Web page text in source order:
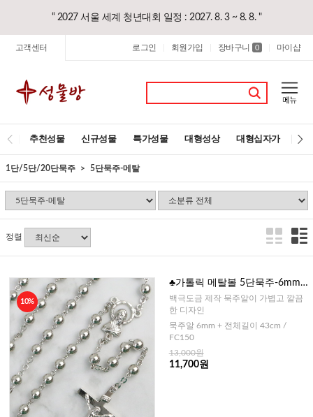
“ 2027 서울 세계 청년대회 일정 : 2027. 8. 3 ~ 8. 8. "
고객센터 로그인 회원가입 장바구니 0 마이샵
추천성물 신규성물 특가성물 대형성상 대형십자가 레
1단/5단/20단묵주 5단묵주-메탈
정렬
10%
♣가톨릭 메탈볼 5단묵주-6mm
(이태리)-백금도금
백극도금 제작 묵주알이 가볍고 깔끔
한 디자인
묵주알 6mm + 전체길이 43cm /
FC150
13,000원
11,700원